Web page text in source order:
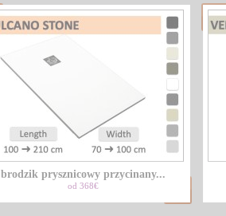
brodzik prysznicowy przycinany...
od 368€